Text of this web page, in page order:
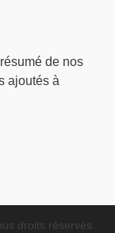
de nos
ajoutés à
droits réservés.